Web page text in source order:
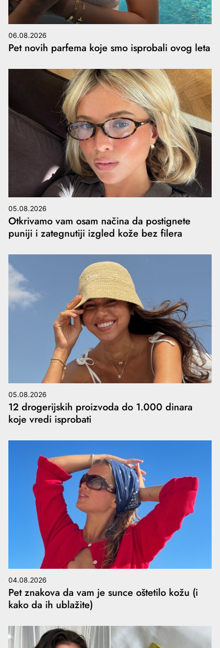
06.08.2026
Pet novih parfema koje smo isprobali ovog leta
05.08.2026
Otkrivamo vam osam načina da postignete
puniji i zategnutiji izgled kože bez filera
05.08.2026
12 drogerijskih proizvoda do 1.000 dinara
koje vredi isprobati
04.08.2026
Pet znakova da vam je sunce oštetilo kožu (i
kako da ih ublažite)